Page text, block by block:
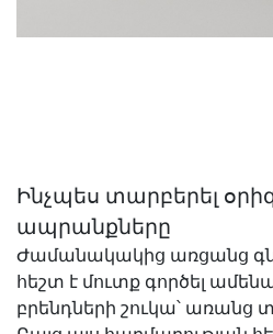
Ինչպես տարբերել
ապրանքները
Ժամանակակից առցանց
հեշտ է մուտք գործել
բրենդների շուկա՝ առանց